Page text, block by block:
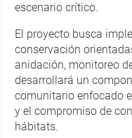
escenario crítico.
El proyecto busca
conservación
anidación, monitoreo
desarrollará un
comunitario enfocado
y el compromiso de
hábitats.